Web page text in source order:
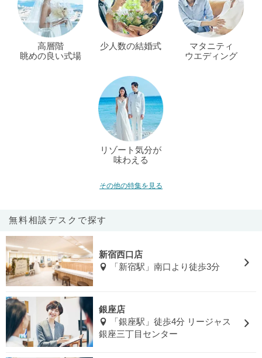
高層階
眺めの良い式場
少人数の結婚式
マタニティ
ウエディング
リゾート気分が
味わえる
その他の特集を見る
無料相談デスクで探す
新宿西口店
「新宿駅」南口より徒歩3分
銀座店
「銀座駅」徒歩4分 リージャス
銀座三丁目センター